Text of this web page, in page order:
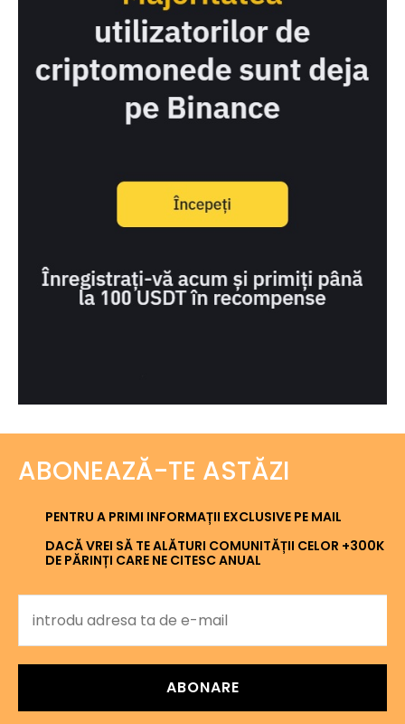
ABONEAZĂ-TE ASTĂZI
PENTRU A PRIMI INFORMAȚII EXCLUSIVE PE MAIL
DACĂ VREI SĂ TE ALĂTURI COMUNITĂȚII CELOR +300K
DE PĂRINȚI CARE NE CITESC ANUAL
ABONARE